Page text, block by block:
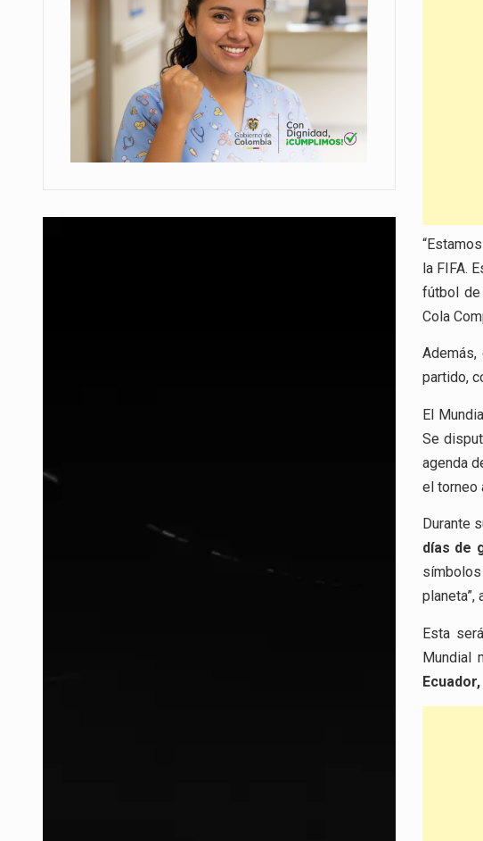
la FIFA.
fútbol de
Cola
partido,
El
Se
agenda
el torneo
Durante
días de
símbolos
planeta”,
Esta
Mundial